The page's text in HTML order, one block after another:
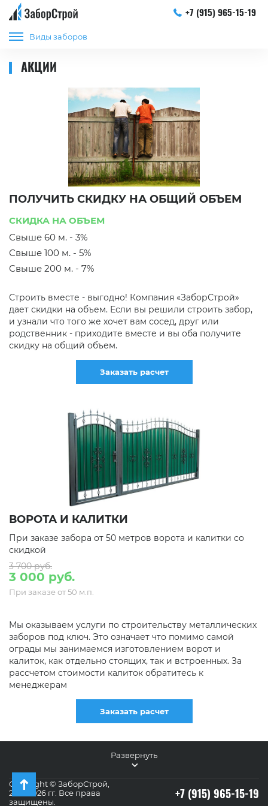
+7 (915) 965-15-19
Виды заборов
АКЦИИ
ПОЛУЧИТЬ СКИДКУ НА ОБЩИЙ ОБЪЕМ
СКИДКА НА ОБЪЕМ
Свыше 60 м. - 3%
Свыше 100 м. - 5%
Свыше 200 м. - 7%
Строить вместе - выгодно! Компания «ЗаборСтрой»
дает скидки на объем. Если вы решили строить забор,
и узнали что того же хочет вам сосед, друг или
родственник - приходите вместе и вы оба получите
скидку на общий объем.
Заказать расчет
ВОРОТА И КАЛИТКИ
При заказе забора от 50 метров ворота и калитки со
скидкой
3 700 руб.
3 000 руб.
При заказе от 50 м.п.
Мы оказываем услуги по строительству металлических
заборов под ключ. Это означает что помимо самой
ограды мы занимаемся изготовлением ворот и
калиток, как отдельно стоящих, так и встроенных. За
рассчетом стоимости калиток обратитесь к
менеджерам
Заказать расчет
Развернуть
Copyright © ЗаборСтрой,
2011-2026 гг. Все права
защищены.
+7 (915) 965-15-19